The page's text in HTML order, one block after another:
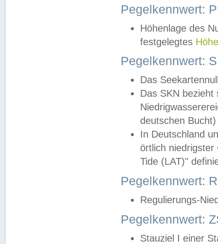
Pegelkennwert:
Höhenlage des
festgelegtes
Pegelkennwert:
Das
Das SKN
deutschen
In Deutschland
örtlich
Tide (LAT)"
Pegelkennwert:
Regulierungs-
Pegelkennwert:
Stauziel I einer